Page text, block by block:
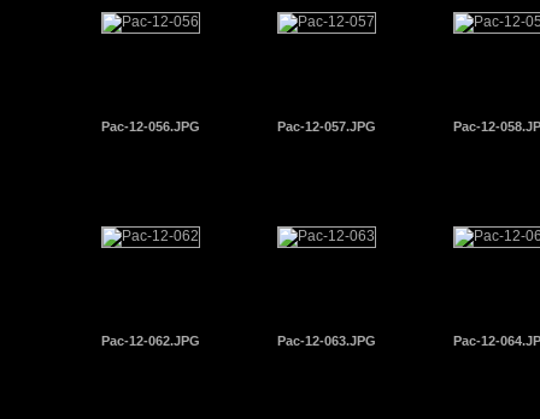
Pac-12-056.JPG Pac-12-057.JPG Pac-12-
Pac-12-062.JPG Pac-12-063.JPG Pac-12-